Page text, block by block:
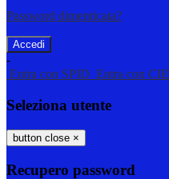
Password dimenticata?
-
Entra con SPID Entra con CIE
Seleziona utente
button close ×
Recupero password